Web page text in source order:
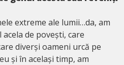
extreme ale lumii…da, am
de povești, care
diverși oameni urcă pe
și în același timp, am